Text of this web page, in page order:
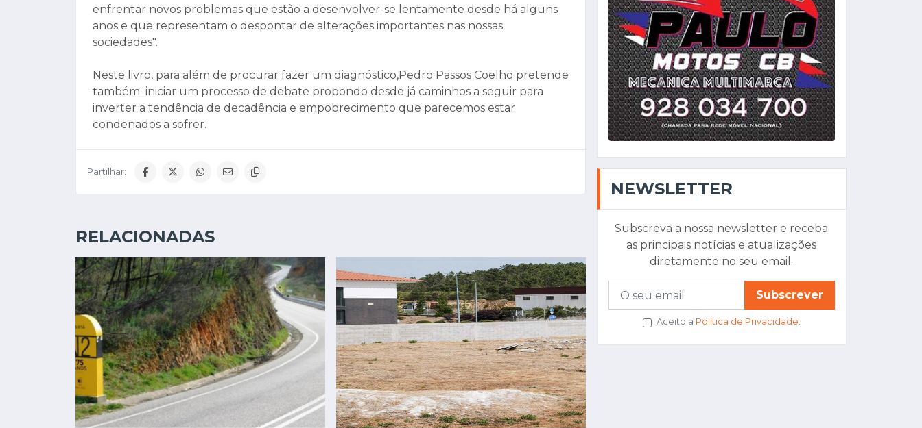
enfrentar novos problemas que estão a desenvolver-se lentamente desde há alguns
anos e que representam o despontar de alterações importantes nas nossas
sociedades".
Neste livro, para além de procurar fazer um diagnóstico,Pedro Passos Coelho pretende
também iniciar um processo de debate propondo desde já caminhos a seguir para
inverter a tendência de decadência e empobrecimento que parecemos estar
condenados a sofrer.
Partilhar:
RELACIONADAS
NEWSLETTER
Subscreva a nossa newsletter e receba
as principais notícias e atualizações
diretamente no seu email.
Subscrever
Aceito a Política de Privacidade.